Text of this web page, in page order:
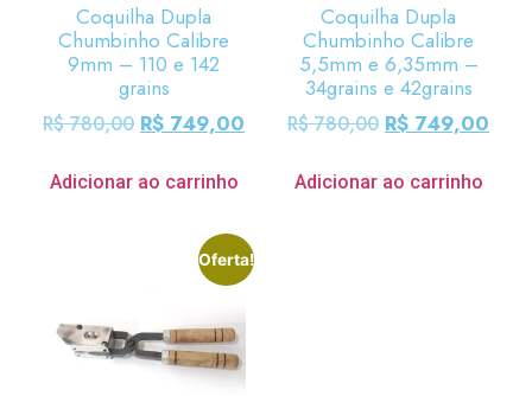
Coquilha Dupla
Chumbinho Calibre
9mm – 110 e 142
grains
R$780,00 R$ 749,00
Adicionar ao carrinho
Coquilha Dupla
Chumbinho Calibre
5,5mm e 6,35mm –
34grains e 42grains
R$780,00 R$ 749,00
Adicionar ao carrinho
Oferta!